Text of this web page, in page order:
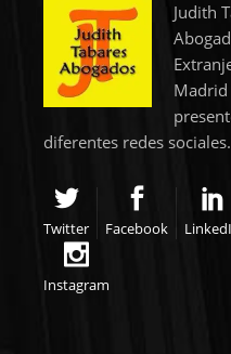
Judith
diferentes redes
Twitter Facebook
Instagram